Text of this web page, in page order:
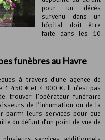
pour un décès
survenu dans un
hôpital doit être
faite dans les 10
funèbresau Havre
à travers d’une agence de
1 450 € et 4 800 €. Il n’est pas
trouver l’opérateur funéraire
de l’inhumation ou de la
parmi leurs services pour que
du défunt d’un point de vue de